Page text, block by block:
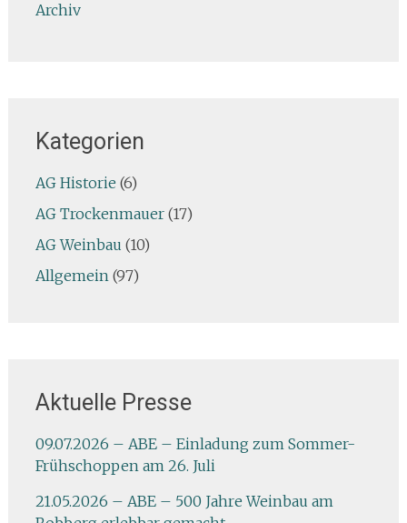
Archiv
Kategorien
AG Historie (6)
AG Trockenmauer(17)
AG Weinbau (10)
Allgemein(97)
Aktuelle Presse
09.07.2026 – ABE – Einladung zum Sommer-
Frühschoppen am 26. Juli
21.05.2026 – ABE – 500 Jahre Weinbau am